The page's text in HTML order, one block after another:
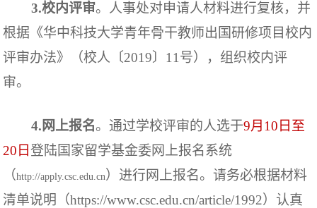
3.校内评审。人事处对申请人材料进行复核，并
根据《华中科技大学青年骨干教师出国研修项目校内
评审办法》（校人
〔2019〕 11号），组织校内评
审。
4.网上报名。通过学校评审的人选于9月 10 日至
20 日登陆国家留学基金委网上报名系统
（http://apply.csc.edu.cn）进行网上报名。请务必根据材料
清单说明（https://www.csc.edu.cn/article/1992） 认真